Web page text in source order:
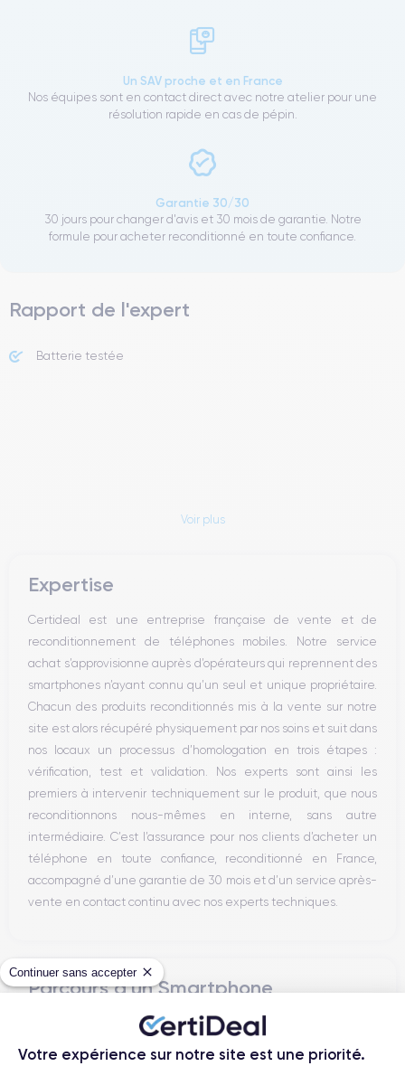
Continuer sans accepter
Votre expérience sur notre site est une priorité.
Un SAV proche et en France
Nos équipes sont en contact direct avec notre atelier pour une
résolution rapide en cas de pépin.
Garantie 30/30
30 jours pour changer d'avis et 30 mois de garantie. Notre
formule pour acheter reconditionné en toute confiance.
Rapport de l'expert
Batterie testée
Voir plus
Expertise
Certideal est une entreprise française de vente et de
reconditionnement de téléphones mobiles. Notre service
achat s’approvisionne auprès d’opérateurs qui reprennent des
smartphones n’ayant connu qu’un seul et unique propriétaire.
Chacun des produits reconditionnés mis à la vente sur notre
site est alors récupéré physiquement par nos soins et suit dans
nos locaux un processus d’homologation en trois étapes :
vérification, test et validation. Nos experts sont ainsi les
premiers à intervenir techniquement sur le produit, que nous
reconditionnons nous-mêmes en interne, sans autre
intermédiaire. C’est l’assurance pour nos clients d’acheter un
téléphone en toute confiance, reconditionné en France,
accompagné d’une garantie de 30 mois et d’un service après-
vente en contact continu avec nos experts techniques.
Parcours d'un Smartphone